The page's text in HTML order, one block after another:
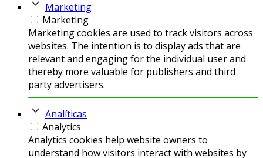
Marketing
Marketing
Marketing cookies are used to track visitors across
websites. The intention is to display ads that are
relevant and engaging for the individual user and
thereby more valuable for publishers and third
party advertisers.
Analíticas
Analytics
Analytics cookies help website owners to
understand how visitors interact with websites by